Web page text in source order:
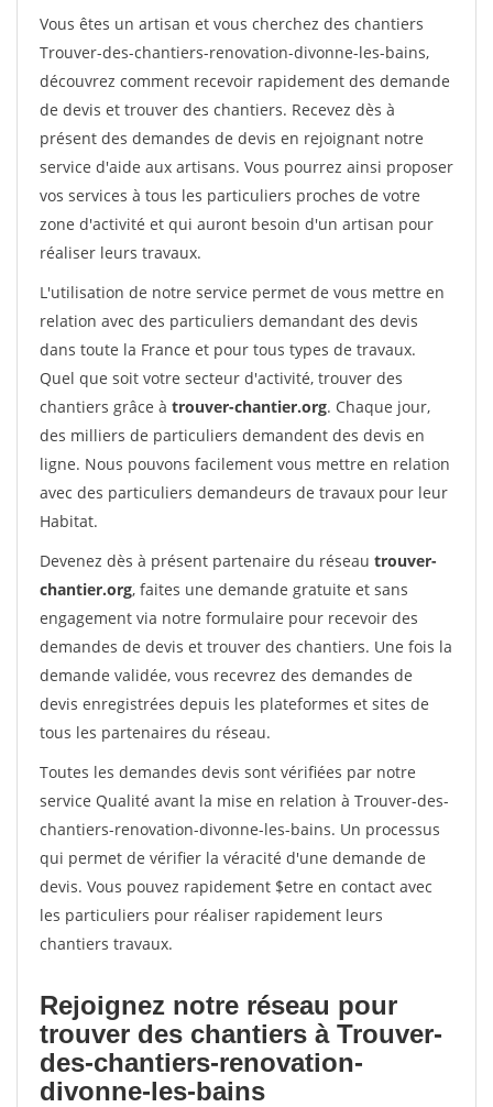
Vous êtes un artisan et vous cherchez des chantiers
Trouver-des-chantiers-renovation-divonne-les-bains,
découvrez comment recevoir rapidement des demande
de devis et trouver des chantiers. Recevez dès à
présent des demandes de devis en rejoignant notre
service d'aide aux artisans. Vous pourrez ainsi proposer
vos services à tous les particuliers proches de votre
zone d'activité et qui auront besoin d'un artisan pour
réaliser leurs travaux.
L'utilisation de notre service permet de vous mettre en
relation avec des particuliers demandant des devis
dans toute la France et pour tous types de travaux.
Quel que soit votre secteur d'activité, trouver des
chantiers grâce à trouver-chantier.org. Chaque jour,
des milliers de particuliers demandent des devis en
ligne. Nous pouvons facilement vous mettre en relation
avec des particuliers demandeurs de travaux pour leur
Habitat.
Devenez dès à présent partenaire du réseau trouver-
chantier.org, faites une demande gratuite et sans
engagement via notre formulaire pour recevoir des
demandes de devis et trouver des chantiers. Une fois la
demande validée, vous recevrez des demandes de
devis enregistrées depuis les plateformes et sites de
tous les partenaires du réseau.
Toutes les demandes devis sont vérifiées par notre
service Qualité avant la mise en relation à Trouver-des-
chantiers-renovation-divonne-les-bains. Un processus
qui permet de vérifier la véracité d'une demande de
devis. Vous pouvez rapidement $etre en contact avec
les particuliers pour réaliser rapidement leurs
chantiers travaux.
Rejoignez notre réseau pour
trouver des chantiers à Trouver-
des-chantiers-renovation-
divonne-les-bains